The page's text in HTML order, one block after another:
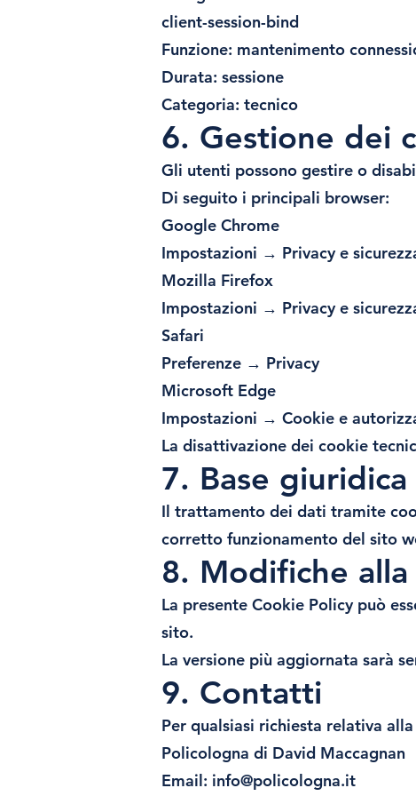
client-session-bind
Funzione: mantenimento
Durata: sessione
Categoria: tecnico
6. Gestione dei
Gli utenti possono gestire o
Di seguito i principali browser:
Google Chrome
Impostazioni → Privacy e
Mozilla Firefox
Impostazioni → Privacy e
Safari
Preferenze → Privacy
Microsoft Edge
Impostazioni → Cookie e
La disattivazione dei cookie
7. Base
Il trattamento dei dati tramite
corretto funzionamento del sito
8. Modifiche
La presente Cookie Policy può
sito.
La versione più aggiornata sarà
9. Contatti
Per qualsiasi richiesta relativa
Policologna di David Maccagnan
Email: info@policologna.it